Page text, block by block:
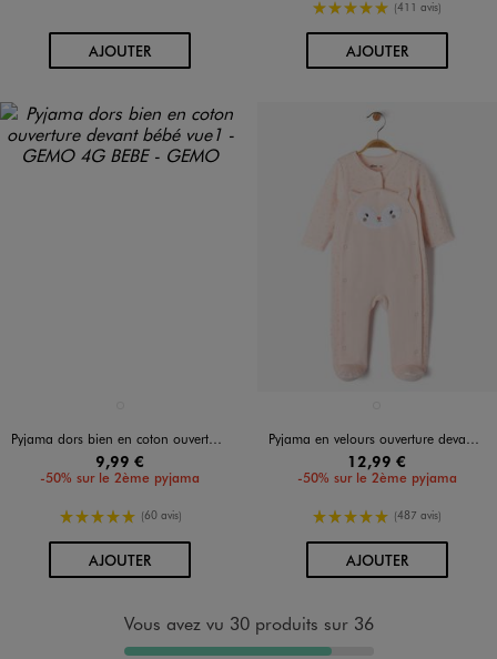
AJOUTERAU PANIER
5/5 de moyenne
(411 avis)
AJOUTERAU PANIER
Pyjama dors bien en coton ouverture devant bébé
9,99 €
-50% sur le 2ème pyjama
5/5 de moyenne
(60 avis)
AJOUTERAU PANIER
Pyjama en velours ouverture devant motif animal et pois dorés bébé
12,99 €
-50% sur le 2ème pyjama
5/5 de moyenne
(487 avis)
AJOUTERAU PANIER
Vous avez vu 30 produits sur 36